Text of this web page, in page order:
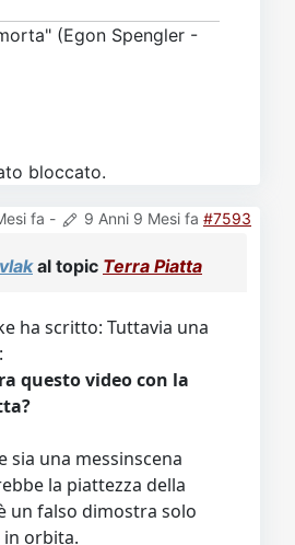
(Egon Spengler -
bloccato.
fa - 9 Anni 9 Mesi fa #7593
al topic Terra Piatta
ha scritto: Tuttavia una
questo video con la
sia una messinscena
la piattezza della
un falso dimostra solo
in orbita.